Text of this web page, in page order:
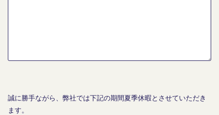
誠に勝手ながら、弊社では下記の期間夏季休暇とさせていただき
ます。